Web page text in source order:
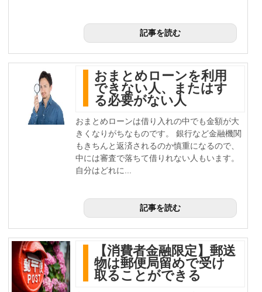
記事を読む
おまとめローンを利用
できない人、またはす
る必要がない人
おまとめローンは借り入れの中でも金額が大
きくなりがちなものです。 銀行など金融機関
もきちんと返済されるのか慎重になるので、
中には審査で落ちて借りれない人もいます。
自分はどれに...
記事を読む
【消費者金融限定】郵送
物は郵便局留めで受け
取ることができる